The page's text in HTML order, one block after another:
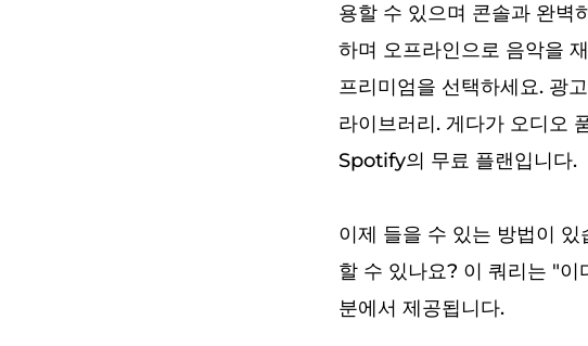
용할 수 있으며 콘솔과 완벽
하며 오프라인으로 음악을
프리미엄을 선택하세요. 광
라이브러리. 게다가 오디오
Spotify의 무료 플랜입니다.
이제 들을 수 있는 방법이
할 수 있나요? 이 쿼리는 "
분에서 제공됩니다.